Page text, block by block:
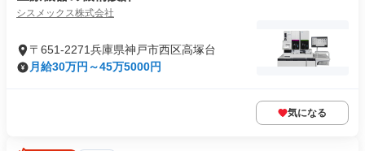
シスメックス株式会社
〒651-2271兵庫県神戸市西区高塚台
月給30万円～45万5000円
気になる